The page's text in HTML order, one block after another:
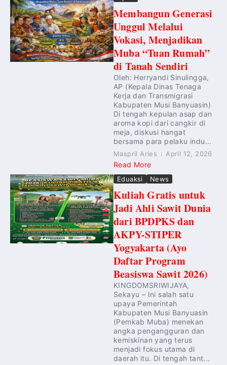
Membangun Generasi
Unggul Melalui
Vokasi, Menjadikan
Muba “Tuan Rumah”
di Tanah Sendiri
Oleh: Herryandi Sinulingga,
AP (Kepala Dinas Tenaga
Kerja dan Transmigrasi
Kabupaten Musi Banyuasin)
Di tengah kepulan asap dan
aroma kopi dari cangkir di
meja, diskusi hangat
bersama para pelaku indu...
Maspril Aries April 12, 2026
Read More
Eduaksi News
Kuliah Gratis untuk
Jadi Ahli Sawit Dunia
dari BPDPKS dan
AKPY-STIPER
Yogyakarta (Ayo
Daftar Program
Beasiswa Sawit 2026)
KINGDOMSRIWIJAYA,
Sekayu – Ini salah satu
upaya Pemerintah
Kabupaten Musi Banyuasin
(Pemkab Muba) menekan
angka pengangguran dan
kemiskinan yang terus
menjadi fokus utama di
daerah itu. Di tengah tant...